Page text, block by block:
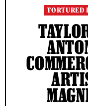
TORTURED